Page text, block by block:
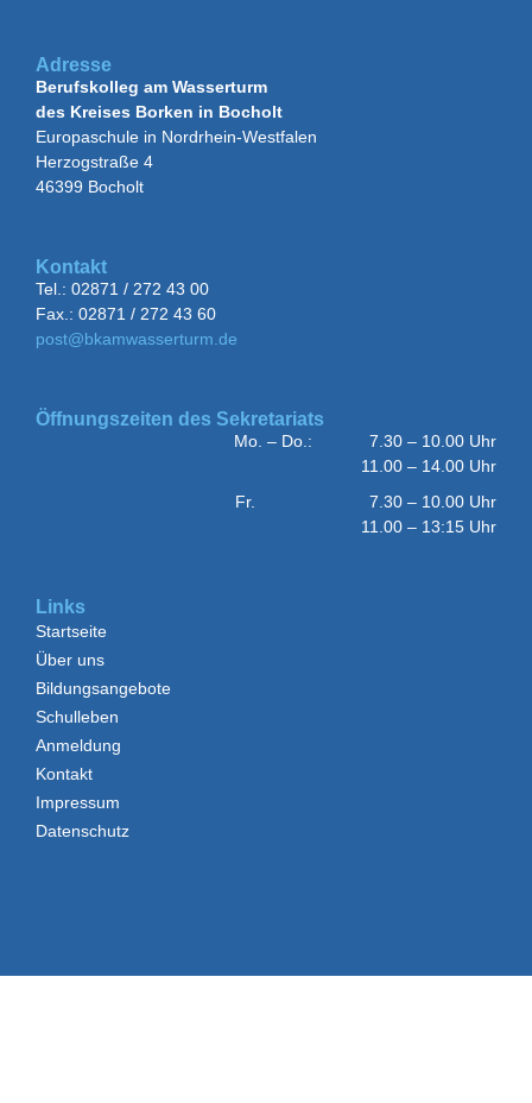
Adresse
Berufskolleg am Wasserturm
des Kreises Borken in Bocholt
Europaschule in Nordrhein-Westfalen
Herzogstraße 4
46399 Bocholt
Kontakt
Tel.: 02871 / 272 43 00
Fax.: 02871 / 272 43 60
post@bkamwasserturm.de
Öffnungszeiten des Sekretariats
Mo. – Do.: 7.30 – 10.00 Uhr
11.00 – 14.00 Uhr
Fr. 7.30 – 10.00 Uhr
11.00 – 13:15 Uhr
Links
Startseite
Über uns
Bildungsangebote
Schulleben
Anmeldung
Kontakt
Impressum
Datenschutz